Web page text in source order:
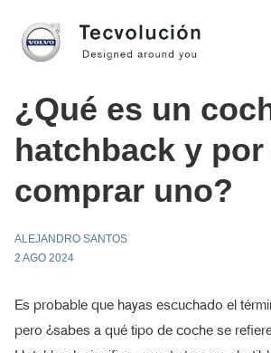
¿Qué es un
hatchback y por
comprar uno?
ALEJANDRO SANTOS
2 AGO 2024
Es probable que hayas escuchado el
pero ¿sabes a qué tipo de coche se